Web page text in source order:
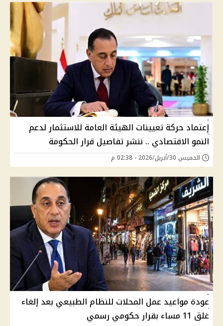
إعتماد حركة تعيينات الهيئة العامة للاستثمار لدعم
النمو الاقتصادي .. ننشر تفاصيل قرار الحكومة
الخميس 30/أبريل/2026 - 02:38 م
عودة مواعيد عمل المحلات للنظام الطبيعي بعد إلغاء
غلق 11 مساء بقرار حكومي رسمي